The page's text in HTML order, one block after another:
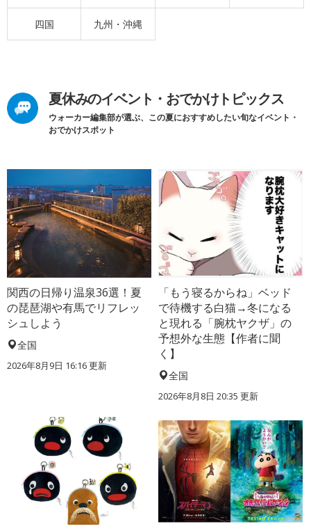
四国 九州・沖縄
夏休みのイベント・おでかけトピックス
ウォーカー編集部が選ぶ、この夏におすすめしたい旬なイベント・
おでかけスポット
関西の日帰り温泉36選！夏
の琵琶湖や有馬でリフレッ
シュしよう
全国
2026年8月9日 16:16更新
「もう寝るからね」ベッド
で待機する白猫→冬になる
と現れる「腕枕ヤクザ」の
予想外な生態【作者に聞
く】
全国
2026年8月8日 20:35 更新